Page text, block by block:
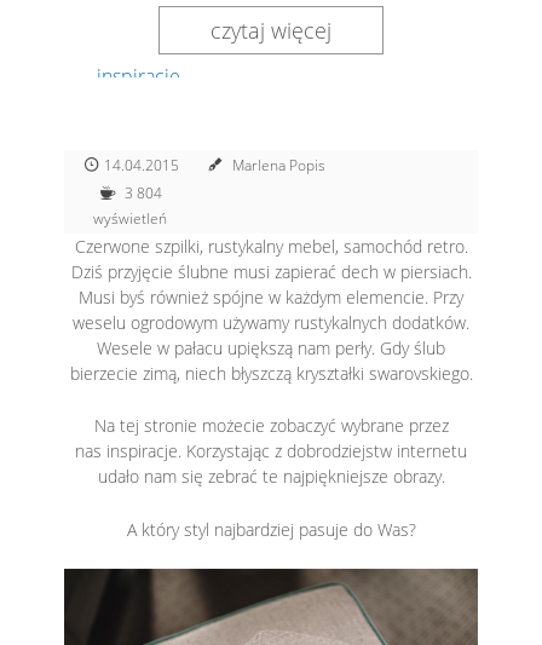
czytaj więcej
inspiracje
14.04.2015
Marlena Popis
3 804
wyświetleń
Czerwone szpilki, rustykalny mebel, samochód retro.
Dziś przyjęcie ślubne musi zapierać dech w piersiach.
Musi byś również spójne w każdym elemencie. Przy
weselu ogrodowym używamy rustykalnych dodatków.
Wesele w pałacu upiększą nam perły. Gdy ślub
bierzecie zimą, niech błyszczą kryształki swarovskiego.
Na tej stronie możecie zobaczyć wybrane przez
nas inspiracje. Korzystając z dobrodziejstw internetu
udało nam się zebrać te najpiękniejsze obrazy.
A który styl najbardziej pasuje do Was?